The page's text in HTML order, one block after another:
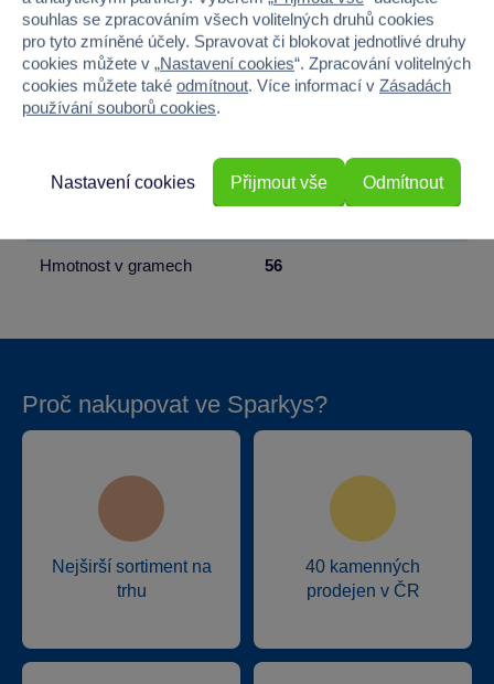
Věk od 3
Pohlaví HOLKA, KLUK
Šířka
Hmotnost v gramech 56
Proč nakupovat ve Sparkys?
Nejširší sortiment na
trhu
40 kamenných
prodejen v ČR
souhlas se zpracováním všech volitelných druhů cookies
pro tyto zmíněné účely. Spravovat či blokovat jednotlivé druhy
cookies můžete v „Nastavení cookies“. Zpracování volitelných
cookies můžete také odmítnout. Více informací v Zásadách
používání souborů cookies.
Odmítnout
Nastavení cookies Přijmout vše